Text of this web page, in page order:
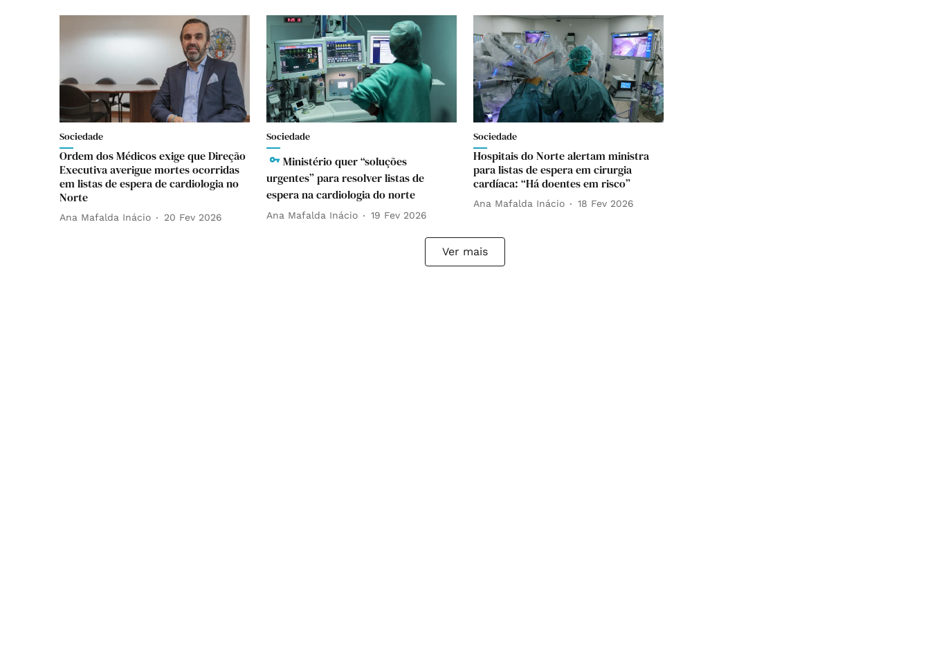
Sociedade
Ordem dos Médicos exige que Direção
Executiva averigue mortes ocorridas
em listas de espera de cardiologia no
Norte
Ana Mafalda Inácio 20 Fev 2026
Sociedade
Ministério quer “soluções
urgentes” para resolver listas de
espera na cardiologia do norte
Ana Mafalda Inácio 19 Fev 2026
Sociedade
Hospitais do Norte alertam ministra
para listas de espera em cirurgia
cardíaca: “Há doentes em risco”
Ana Mafalda Inácio 18 Fev 2026
Ver mais